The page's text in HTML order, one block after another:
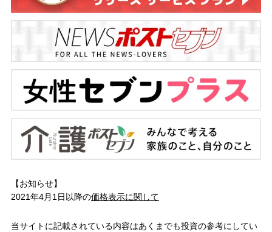
【お知らせ】
2021年4月1日以降の価格表示に関して
当サイトに記載されている内容はあくまでも投資の参考にしてい